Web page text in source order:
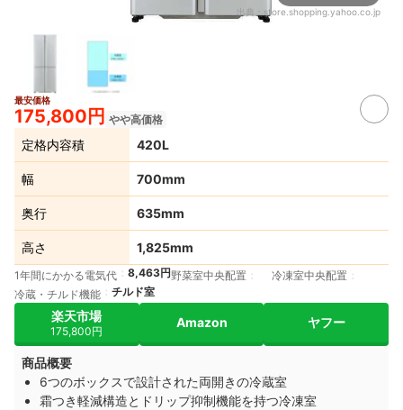
出典： store.shopping.yahoo.co.jp
最安価格
175,800円 やや高価格
定格内容積 420L
幅 700mm
奥行 635mm
高さ 1,825mm
1年間にかかる電気代 8,463円野菜室中央配置
冷凍室中央配置
冷蔵・チルド機能
チルド室
楽天市場
175,800円
Amazon ヤフー
商品概要
6つのボックスで設計された両開きの冷蔵室
霜つき軽減構造とドリップ抑制機能を持つ冷凍室